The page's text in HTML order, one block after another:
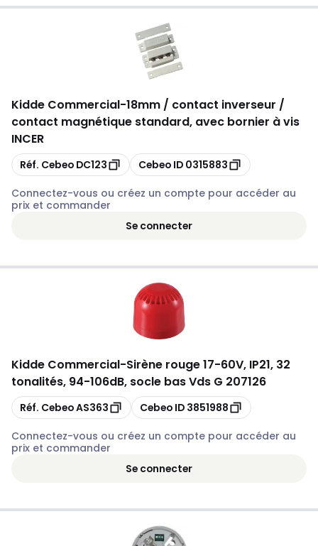
Kidde Commercial-18mm / contact inverseur /
contact magnétique standard, avec bornier à vis
INCER
Copier
Réf. Cebeo DC123 Copier
Cebeo ID 0315883
Connectez-vous ou créez un compte pour accéder au
prix et commander
Se connecter
Kidde Commercial-Sirène rouge 17-60V, IP21, 32
tonalités, 94-106dB, socle bas Vds G 207126
Copier
Réf. CebeoAS363 Copier
Cebeo ID 3851988
Connectez-vous ou créez un compte pour accéder au
prix et commander
Se connecter